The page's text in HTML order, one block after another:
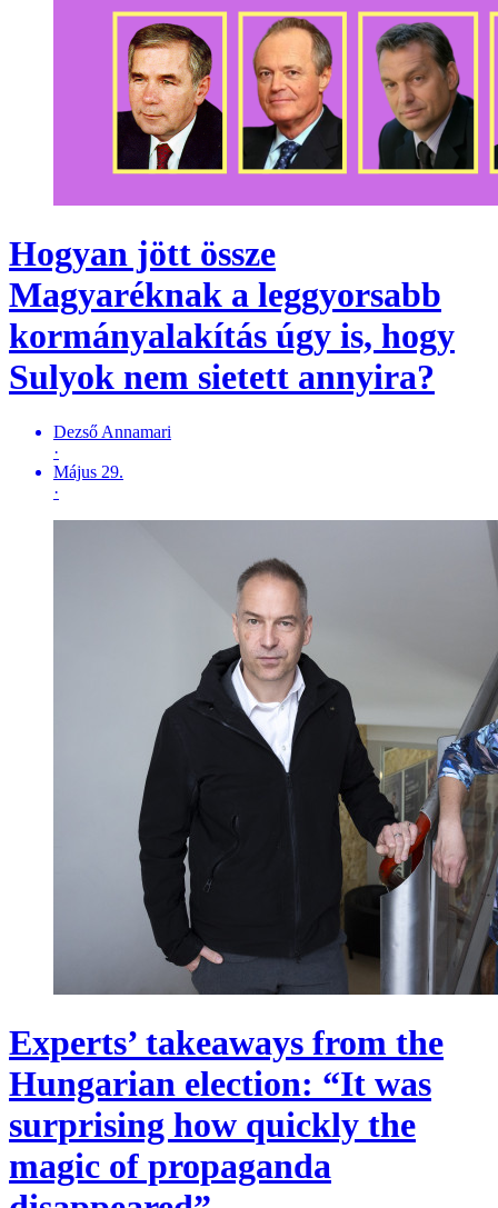
Hogyan jött össze
Magyaréknak a leggyorsabb
kormányalakítás úgy is, hogy
Sulyok nem sietett annyira?
Dezső Annamari
·
Május 29.
·
Experts’ takeaways from the
Hungarian election: “It was
surprising how quickly the
magic of propaganda